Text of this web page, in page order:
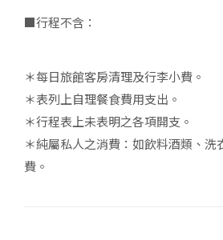
■行程不含：
＊每日旅館客房清理及行李小費。
＊表列上自理餐食費用支出。
＊行程表上未表明之各項開支。
＊純屬私人之消費：如飲料酒類、洗
費。